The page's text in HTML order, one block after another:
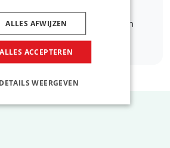
e-mailsupport@car-bags.com
ALLES ACCEPTEREN
ALLES AFWIJZEN
DETAILS WEERGEVEN